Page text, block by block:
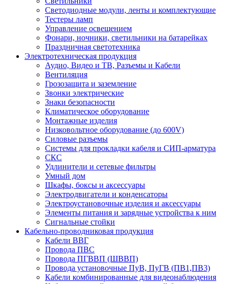
Светодиодные модули, ленты и комплектующие
Тестеры ламп
Управление освещением
Фонари, ночники, светильники на батарейках
Праздничная светотехника
Электротехническая продукция
Аудио, Видео и ТВ, Разъемы и Кабели
Вентиляция
Грозозащита и заземление
Звонки электрические
Знаки безопасности
Климатическое оборудование
Монтажные изделия
Низковольтное оборудование (до 600V)
Силовые разъемы
Системы для прокладки кабеля и СИП-арматура
СКС
Удлинители и сетевые фильтры
Умный дом
Шкафы, боксы и аксессуары
Электродвигатели и конденсаторы
Электроустановочные изделия и аксессуары
Элементы питания и зарядные устройства к ним
Сигнальные стойки
Кабельно-проводниковая продукция
Кабели ВВГ
Провода ПВС
Провода ПГВВП (ШВВП)
Провода установочные ПуВ, ПуГВ (ПВ1,ПВ3)
Кабели комбинированные для видеонаблюдения